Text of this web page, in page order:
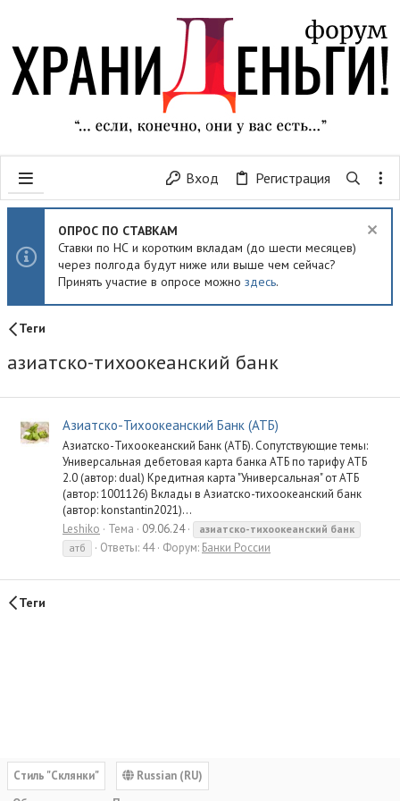
Вход Регистрация
ОПРОС ПО СТАВКАМ
Ставки по НС и коротким вкладам (до шести месяцев)
через полгода будут ниже или выше чем сейчас?
Принять участие в опросе можно здесь.
Теги
азиатско-тихоокеанский банк
Азиатско-Тихоокеанский Банк (АТБ)
Азиатско-Тихоокеанский Банк (АТБ). Сопутствующие темы:
Универсальная дебетовая карта банка АТБ по тарифу АТБ
2.0 (автор: dual) Кредитная карта "Универсальная" от АТБ
(автор: 1001126) Вклады в Азиатско-тихоокеанский банк
(автор: konstantin2021)...
Leshiko
Тема 09.06.24 азиатско-тихоокеанский банк
атб
Ответы: 44 Форум: Банки России
Теги
Cтиль "Склянки"
Russian (RU)